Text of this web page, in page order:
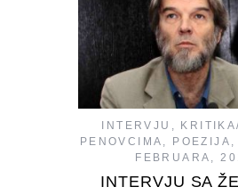
INTERVJU ,
PENOVCIMA , POEZIJA ,
FEBRUARA,
INTERVJU SA